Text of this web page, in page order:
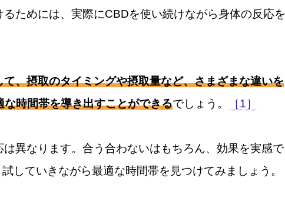
ためには、実際にCBDを使い続けながら身体の反応を
、摂取のタイミングや摂取量など、さまざまな違いを
時間帯を導き出すことができるでしょう。 ［1］
異なります。合う合わないはもちろん、効果を実感で
していきながら最適な時間帯を見つけてみましょう。